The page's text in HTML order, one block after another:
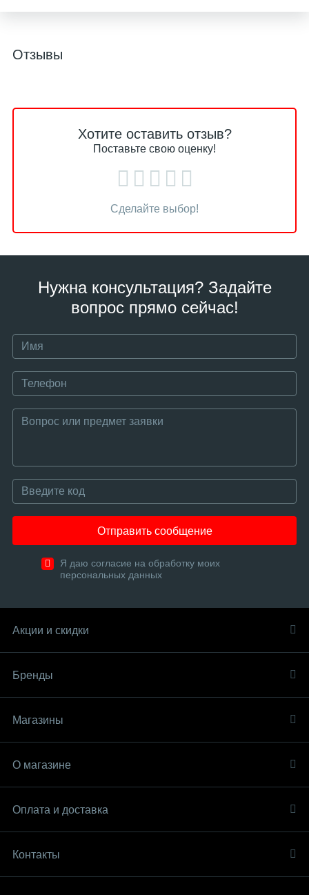
Отзывы
Хотите оставить отзыв?
Поставьте свою оценку!
Сделайте выбор!
Нужна консультация? Задайте
вопрос прямо сейчас!
Отправить сообщение
Я даю согласие на обработку моих
персональных данных
Акции и скидки
Бренды
Магазины
О магазине
Оплата и доставка
Контакты